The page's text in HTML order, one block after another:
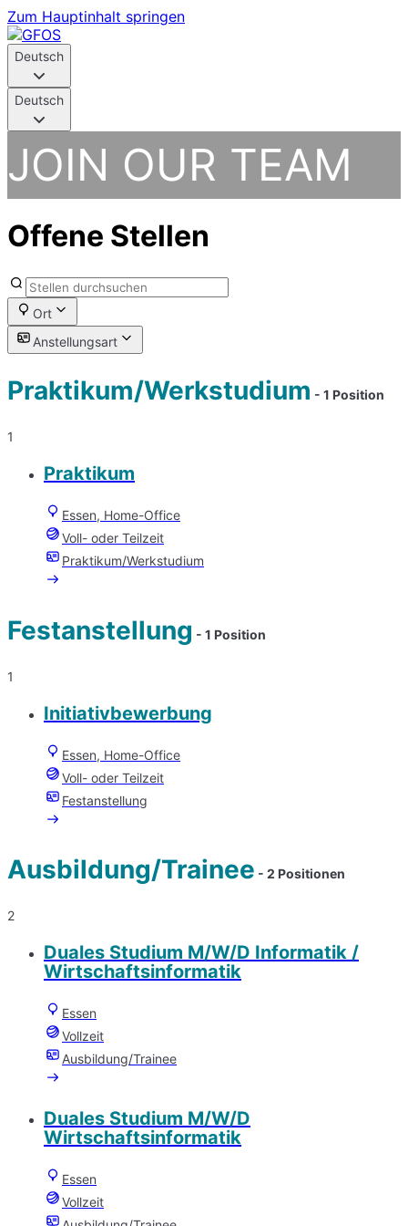
Zum Hauptinhalt springen
Deutsch
Deutsch
JOIN OUR TEAM
Offene Stellen
Ort
Anstellungsart
Praktikum/Werkstudium - 1 Position
1
Praktikum
Essen, Home-Office
Voll- oder Teilzeit
Praktikum/Werkstudium
Festanstellung - 1 Position
1
Initiativbewerbung
Essen, Home-Office
Voll- oder Teilzeit
Festanstellung
Ausbildung/Trainee - 2 Positionen
2
Duales Studium M/W/D Informatik /
Wirtschaftsinformatik
Essen
Vollzeit
Ausbildung/Trainee
Duales Studium M/W/D
Wirtschaftsinformatik
Essen
Vollzeit